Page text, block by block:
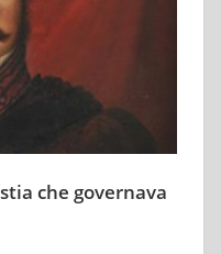
che governava